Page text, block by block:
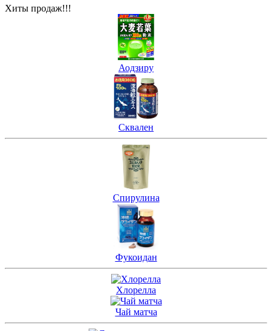
Хиты продаж!!!
Аодзиру
Сквален
Спирулина
Фукоидан
Хлорелла
Чай матча